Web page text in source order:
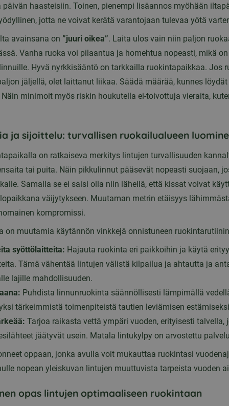
päivän haasteisiin. Toinen, pienempi lisäannos myöhään
jotta ne voivat kerätä varantojaan tulevaa yötä
avainsana on ”juuri oikea”. Laita ulos vain niin paljon
Vanha ruoka voi pilaantua ja homehtua nopeasti, mikä
Hyvä nyrkkisääntö on tarkkailla ruokintapaikkaa. Jos
jäljellä, olet laittanut liikaa. Säädä määrää, kunnes
minimoit myös riskin houkutella ei-toivottuja vieraita,
ja sijoittelu: turvallisen ruokailualueen
on ratkaiseva merkitys lintujen turvallisuuden
tai puita. Näin pikkulinnut pääsevät nopeasti suojaan,
Samalla se ei saisi olla niin lähellä, että kissat voivat
väijytykseen. Muutaman metrin etäisyys
kompromissi.
on muutamia käytännön vinkkejä onnistuneen
syöttölaitteita: Hajauta ruokinta eri paikkoihin ja käytä
Tämä vähentää lintujen välistä kilpailua ja ahtautta ja
lajille mahdollisuuden.
Puhdista linnunruokinta säännöllisesti lämpimällä
tärkeimmistä toimenpiteistä tautien leviämisen
Tarjoa raikasta vettä ympäri vuoden, erityisesti talvella,
jäätyvät usein. Matala lintukylpy on arvostettu
oppaan, jonka avulla voit mukauttaa ruokintasi
nopean yleiskuvan lintujen muuttuvista tarpeista vuoden
opas lintujen optimaaliseen ruokintaan